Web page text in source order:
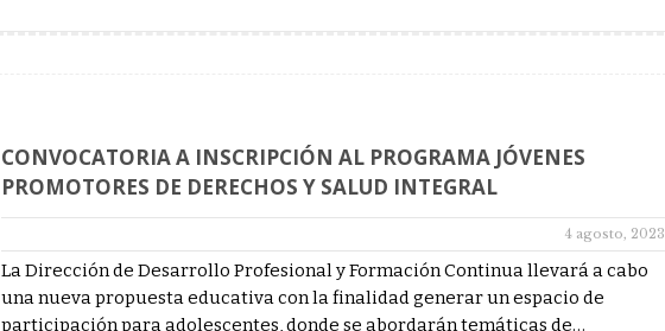
CONVOCATORIA A INSCRIPCIÓN AL PROGRAMA JÓVENES
PROMOTORES DE DERECHOS Y SALUD INTEGRAL
4 agosto, 2023
La Dirección de Desarrollo Profesional y Formación Continua llevará a cabo
una nueva propuesta educativa con la finalidad generar un espacio de
participación para adolescentes, donde se abordarán temáticas de…